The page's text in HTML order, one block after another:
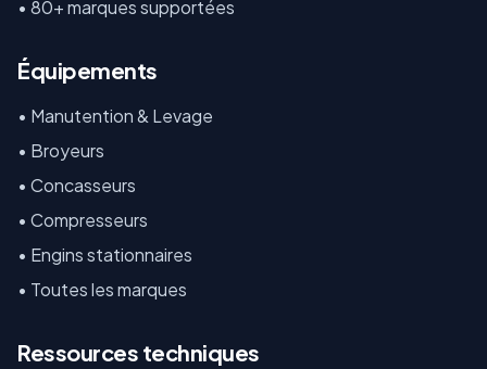
• 80+ marques supportées
Équipements
• Manutention & Levage
• Broyeurs
• Concasseurs
• Compresseurs
• Engins stationnaires
• Toutes les marques
Ressources techniques